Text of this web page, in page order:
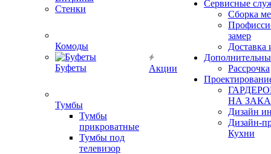
Стенки
Комоды
Буфеты
Тумбы
Тумбы
прикроватные
Тумбы под
телевизор
Акции
Сервисные
Сборка
замер
Доставка
Рассрочка
НА
Дизайн
Дизайн-
Кухни